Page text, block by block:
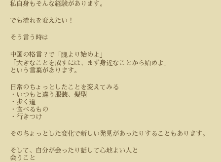
私自身もそんな経験があります。
でも流れを変えたい！
そう言う時は
中国の格言？で「隗より始めよ」
「大きなことを成すには、まず身近なことから始めよ」
という言葉があります。
日常のちょっとしたことを変えてみる
・いつもと違う服装、髪型
・歩く道
・食べるもの
・行きつけ
そのちょっとした変化で新しい発見があったりすることもあります。
そして、自分が会ったり話して心地よい人と
会うこと